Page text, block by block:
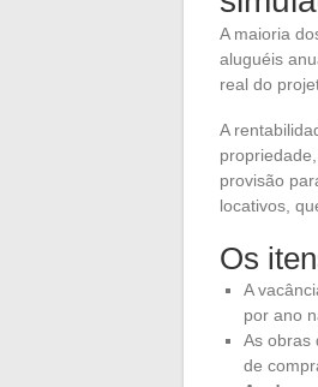
A maioria
aluguéis
real do
A
provisão
locativos,
Os
A
por ano
As obras
de